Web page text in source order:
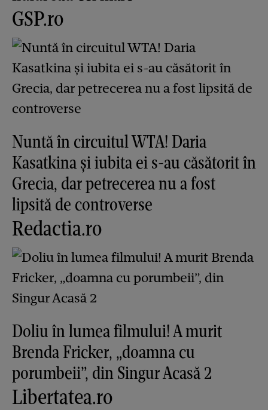
GSP.ro
Nuntă în circuitul WTA! Daria
Kasatkina și iubita ei s-au căsătorit în
Grecia, dar petrecerea nu a fost
lipsită de controverse
Redactia.ro
Doliu în lumea filmului! A murit
Brenda Fricker, „doamna cu
porumbeii”, din Singur Acasă 2
Libertatea.ro